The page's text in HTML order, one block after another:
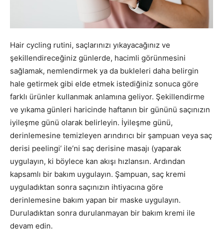
Hair cycling rutini, saçlarınızı yıkayacağınız ve
şekillendireceğiniz günlerde, hacimli görünmesini
sağlamak, nemlendirmek ya da bukleleri daha belirgin
hale getirmek gibi elde etmek istediğiniz sonuca göre
farklı ürünler kullanmak anlamına geliyor. Şekillendirme
ve yıkama günleri haricinde haftanın bir gününü saçınızın
iyileşme günü olarak belirleyin. İyileşme günü,
derinlemesine temizleyen arındırıcı bir şampuan veya saç
derisi peelingi’ ile’ni saç derisine masajı (yaparak
uygulayın, ki böylece kan akışı hızlansın. Ardından
kapsamlı bir bakım uygulayın. Şampuan, saç kremi
uyguladıktan sonra saçınızın ihtiyacına göre
derinlemesine bakım yapan bir maske uygulayın.
Duruladıktan sonra durulanmayan bir bakım kremi ile
devam edin.